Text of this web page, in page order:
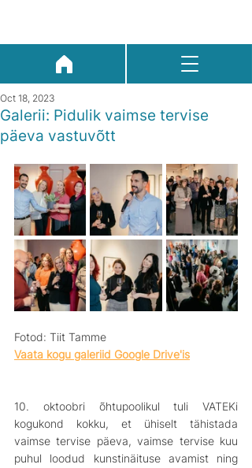
Galerii: Pidulik vaimse tervise
päeva vastuvõtt
Oct 18, 2023
Fotod: Tiit Tamme
Vaata kogu galeriid Google Drive'is
10. oktoobri õhtupoolikul tuli VATEKi
kogukond kokku, et ühiselt tähistada
vaimse tervise päeva, vaimse tervise kuu
puhul loodud kunstinäituse avamist ning